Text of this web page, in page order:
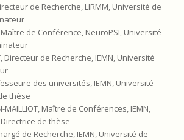
de Recherche, LIRMM, Université de
Maître de Conférence, NeuroPSI, Université
Directeur de Recherche, IEMN, Université
des universités, IEMN, Université
thèse
MAILLIOT, Maître de Conférences, IEMN,
de thèse
de Recherche, IEMN, Université de